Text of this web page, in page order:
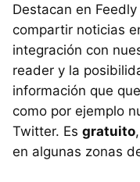
Destacan en
compartir noticias
integración con
reader y la
información que
como por ejemplo
Twitter. Es gratuito
en algunas zonas